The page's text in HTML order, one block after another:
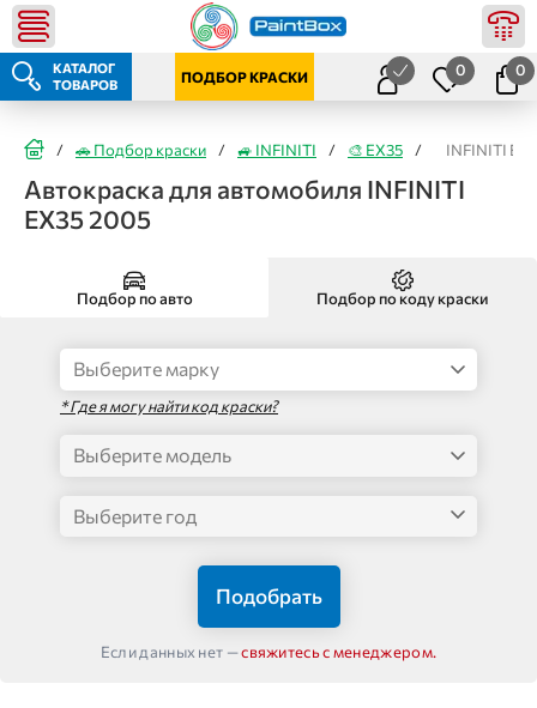
КАТАЛОГ
ТОВАРОВ
ПОДБОР КРАСКИ 0 0
/ 🚗 Подбор краски / 🚙 INFINITI / 🎨 EX35 / INFINITI
Автокраска для автомобиля INFINITI
EX35 2005
Подбор по авто Подбор по коду краски
* Где я могу найти код краски?
Подобрать
Если данных нет —свяжитесь с менеджером.